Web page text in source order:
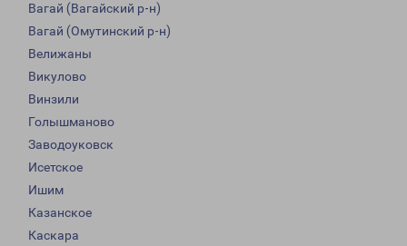
Вагай (Вагайский р-н)
Вагай (Омутинский р-н)
Велижаны
Викулово
Винзили
Голышманово
Заводоуковск
Исетское
Ишим
Казанское
Каскара